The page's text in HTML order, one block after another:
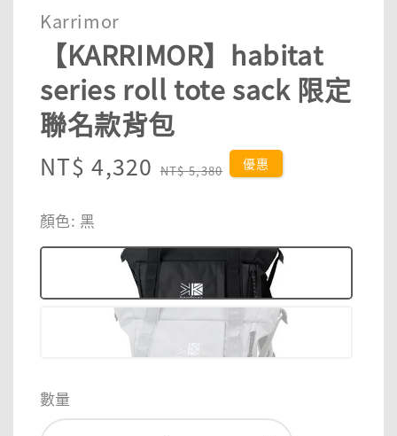
Karrimor
【KARRIMOR】habitat
series roll tote sack 限定
聯名款背包
Sale
NT$ 4,320 Regular
NT$ 5,380 優惠
顏色: 黑
數量